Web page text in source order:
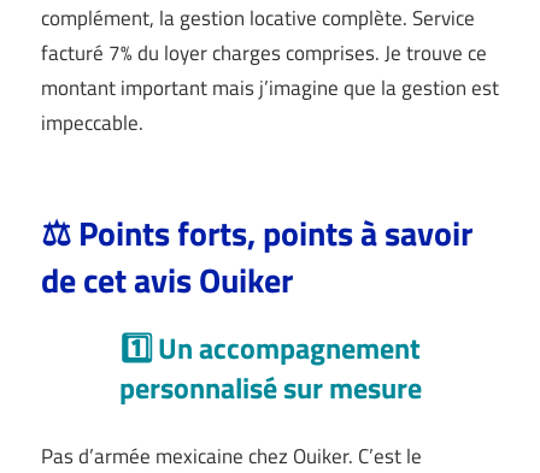
complément, la gestion locative complète. Service
facturé 7% du loyer charges comprises. Je trouve ce
montant important mais j’imagine que la gestion est
impeccable.
⚖️ Points forts, points à savoir
de cet avis Ouiker
1️⃣ Un accompagnement
personnalisé sur mesure
Pas d’armée mexicaine chez Ouiker. C’est le